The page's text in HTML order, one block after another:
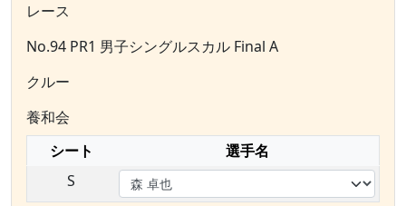
レース
No.94 PR1 男子シングルスカル Final A
クルー
養和会
シート
選手名
S